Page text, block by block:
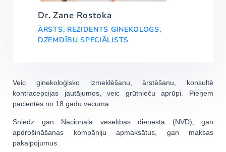
Dr. Zane Rostoka
ĀRSTS, REZIDENTS GINEKOLOGS,
DZEMDĪBU SPECIĀLISTS
Veic ginekoloģisko izmeklēšanu, ārstēšanu, konsultē
kontracepcijas jautājumos, veic grūtnieču aprūpi. Pieņem
pacientes no 18 gadu vecuma.
Sniedz gan Nacionālā veselības dienesta (NVD), gan
apdrošināšanas kompāniju apmaksātus, gan maksas
pakalpojumus.